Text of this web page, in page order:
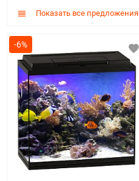
Показать все предложения
-6%